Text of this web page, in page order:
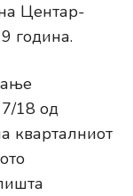
Центар-
година.
18 од
кварталниот